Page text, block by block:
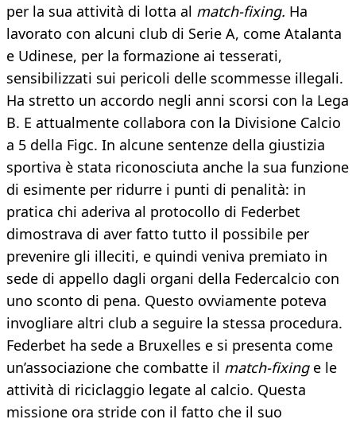
per la sua attività di lotta al match-fixing. Ha
lavorato con alcuni club di Serie A, come Atalanta
e Udinese, per la formazione ai tesserati,
sensibilizzati sui pericoli delle scommesse illegali.
Ha stretto un accordo negli anni scorsi con la Lega
B. E attualmente collabora con la Divisione Calcio
a 5 della Figc. In alcune sentenze della giustizia
sportiva è stata riconosciuta anche la sua funzione
di esimente per ridurre i punti di penalità: in
pratica chi aderiva al protocollo di Federbet
dimostrava di aver fatto tutto il possibile per
prevenire gli illeciti, e quindi veniva premiato in
sede di appello dagli organi della Federcalcio con
uno sconto di pena. Questo ovviamente poteva
invogliare altri club a seguire la stessa procedura.
Federbet ha sede a Bruxelles e si presenta come
un’associazione che combatte il match-fixinge le
attività di riciclaggio legate al calcio. Questa
missione ora stride con il fatto che il suo